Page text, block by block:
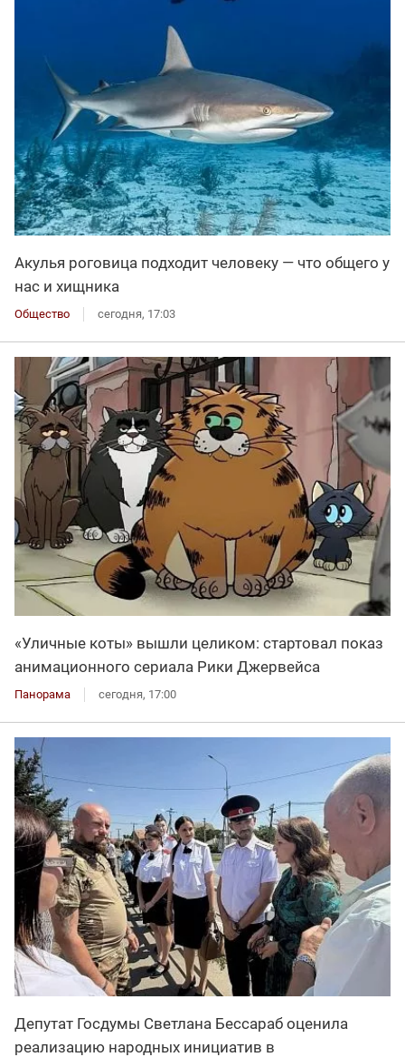
Акулья роговица подходит человеку — что общего у
нас и хищника
Общество сегодня, 17:03
«Уличные коты» вышли целиком: стартовал показ
анимационного сериала Рики Джервейса
Панорама сегодня, 17:00
Депутат Госдумы Светлана Бессараб оценила
реализацию народных инициатив в